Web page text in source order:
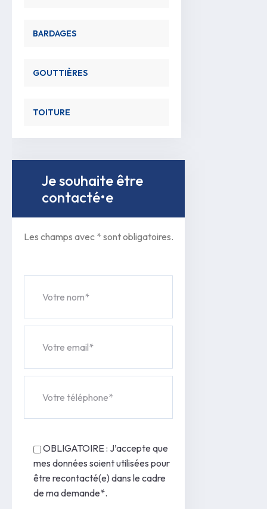
BARDAGES
GOUTTIÈRES
TOITURE
Je souhaite être
contacté•e
Les champs avec * sont obligatoires.
OBLIGATOIRE : J’accepte que
mes données soient utilisées pour
être recontacté(e) dans le cadre
de ma demande*.